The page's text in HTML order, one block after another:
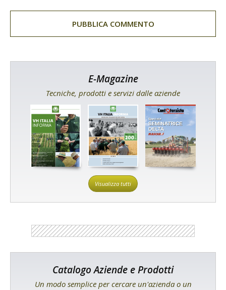
E-Magazine
Tecniche, prodotti e servizi dalle aziende
Visualizza tutti
Catalogo Aziende e Prodotti
Un modo semplice per cercare un'azienda o un